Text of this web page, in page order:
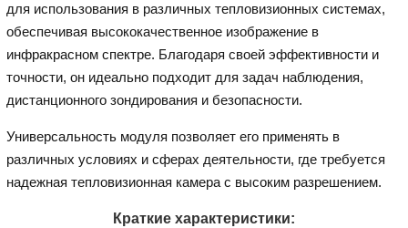
для использования в различных тепловизионных системах,
обеспечивая высококачественное изображение в
инфракрасном спектре. Благодаря своей эффективности и
точности, он идеально подходит для задач наблюдения,
дистанционного зондирования и безопасности.
Универсальность модуля позволяет его применять в
различных условиях и сферах деятельности, где требуется
надежная тепловизионная камера с высоким разрешением.
Краткие характеристики: